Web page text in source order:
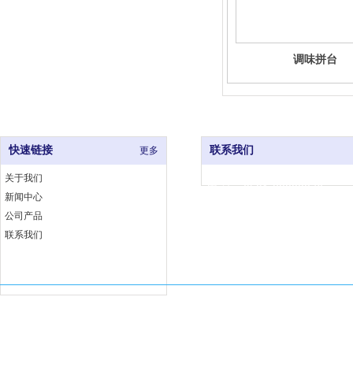
调味拼台
快速链接 更多
关于我们
新闻中心
公司产品
联系我们
联系我们
电 话：0591-83333376